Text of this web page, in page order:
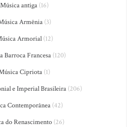
antiga (16)
Armênia(3)
Armorial(12)
Barroca Francesa(120)
Cipriota (1)
e Imperial Brasileira(206)
Contemporânea(42)
do Renascimento (26)